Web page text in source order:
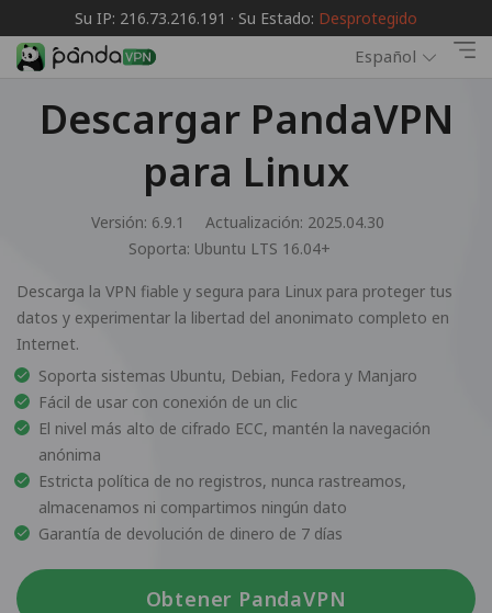
Su IP: 216.73.216.191 · Su Estado: Desprotegido
Español
Descargar PandaVPN
para Linux
Versión: 6.9.1
Actualización: 2025.04.30
Soporta: Ubuntu LTS 16.04+
Descarga la VPN fiable y segura para Linux para proteger tus
datos y experimentar la libertad del anonimato completo en
Internet.
Soporta sistemas Ubuntu, Debian, Fedora y Manjaro
Fácil de usar con conexión de un clic
El nivel más alto de cifrado ECC, mantén la navegación
anónima
Estricta política de no registros, nunca rastreamos,
almacenamos ni compartimos ningún dato
Garantía de devolución de dinero de 7 días
Obtener PandaVPN